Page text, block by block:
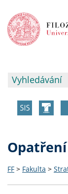
FF > Fakulta >